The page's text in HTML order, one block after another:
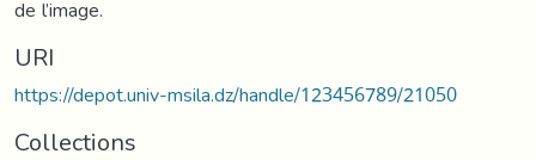
de l’image.
URI
https://depot.univ-msila.dz/handle/123456789/21050
Collections